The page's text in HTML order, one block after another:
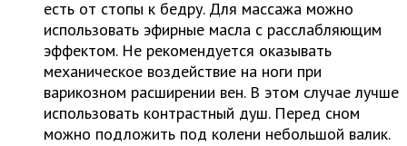
есть от стопы к бедру. Для массажа можно
использовать эфирные масла с расслабляющим
эффектом. Не рекомендуется оказывать
механическое воздействие на ноги при
варикозном расширении вен. В этом случае лучше
использовать контрастный душ. Перед сном
можно подложить под колени небольшой валик.